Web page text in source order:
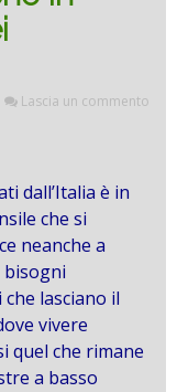
Lascia un commento
dall’Italia è in
che si
neanche a
bisogni
lasciano il
vivere
quel che rimane
a basso